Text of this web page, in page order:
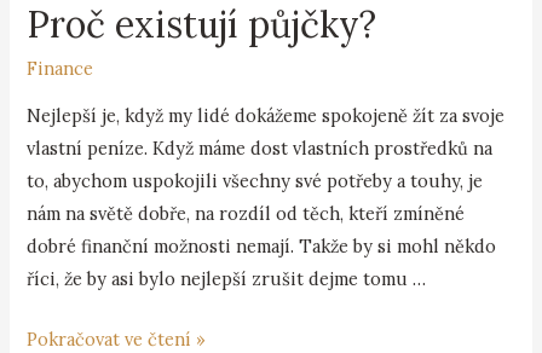
Proč existují půjčky?
Finance
Nejlepší je, když my lidé dokážeme spokojeně žít za svoje
vlastní peníze. Když máme dost vlastních prostředků na
to, abychom uspokojili všechny své potřeby a touhy, je
nám na světě dobře, na rozdíl od těch, kteří zmíněné
dobré finanční možnosti nemají. Takže by si mohl někdo
říci, že by asi bylo nejlepší zrušit dejme tomu …
Pokračovat ve čtení »